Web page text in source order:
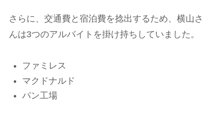
さらに、交通費と宿泊費を捻出するため、横山さ
んは3つのアルバイトを掛け持ちしていました。
ファミレス
マクドナルド
パン工場